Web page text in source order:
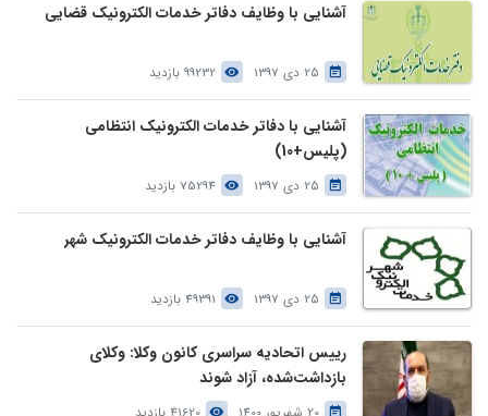
آشنایی با وظایف دفاتر خدمات الکترونیک قضایی
25 دی 1397 99232 بازدید
آشنایی با دفاتر خدمات الکترونیک انتظامی
(پلیس+10)
25 دی 1397 75294 بازدید
آشنایی با وظایف دفاتر خدمات الکترونیک شهر
25 دی 1397 49391 بازدید
رییس اتحادیه سراسری کانون وکلا: وکلای
بازداشت‌شده، آزاد شوند